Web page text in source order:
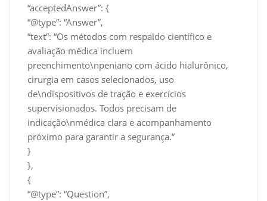
“acceptedAnswer”: {
“@type”: “Answer”,
“text”: “Os métodos com respaldo científico e
avaliação médica incluem
preenchimento\npeniano com ácido hialurônico,
cirurgia em casos selecionados, uso
de\ndispositivos de tração e exercícios
supervisionados. Todos precisam de
indicação\nmédica clara e acompanhamento
próximo para garantir a segurança.”
}
},
{
“@type”: “Question”,